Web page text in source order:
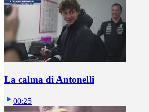
La calma di Antonelli
00:25